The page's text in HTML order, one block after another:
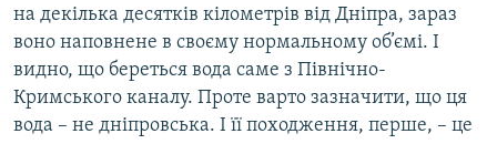
на декілька десятків кілометрів від Дніпра, зараз
воно наповнене в своєму нормальному об’ємі. І
видно, що береться вода саме з Північно-
Кримського каналу. Проте варто зазначити, що ця
вода – не дніпровська. І її походження, перше, – це